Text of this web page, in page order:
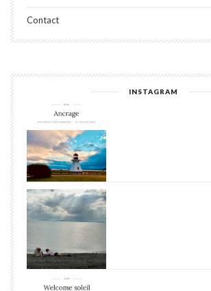
Contact
INSTAGRAM